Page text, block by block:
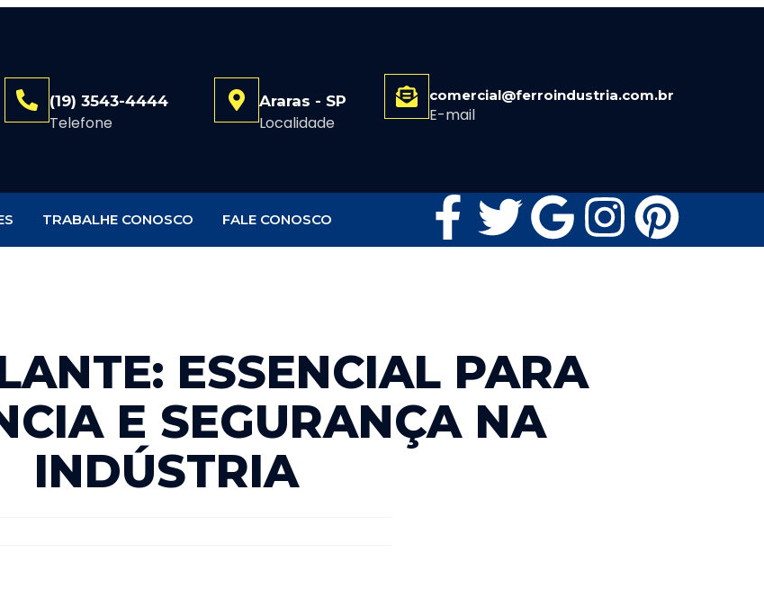
(19) 3543-4444
Telefone
Araras - SP
Localidade
comercial@ferroindustria.com.br
E-mail
TRABALHE CONOSCO FALE CONOSCO
ESSENCIAL PARA
E SEGURANÇA NA
INDÚSTRIA